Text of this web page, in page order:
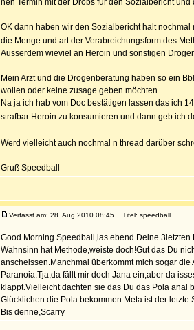
nen Termin mit der Drobs für den Sozialbericht
OK dann haben wir den Sozialbericht halt
die Menge und art der Verabreichungsform des
Ausserdem wieviel an Heroin und sonstigen
Mein Arzt und die Drogenberatung haben so ein
wollen oder keine zusage geben möchten.
Na ja ich hab vom Doc bestätigen lassen das ich
strafbar Heroin zu konsumieren und dann geb ich
Werd vielleicht auch nochmal n thread darüber
Gruß Speedball
Verfasst am: 28. Aug 2010 08:45 Titel: speedball
Good Morning Speedball,las ebend Deine
Wahnsinn hat Methode,weiste doch!Gut das Du
anscheissen.Manchmal überkommt mich sogar
Paranoia.Tja,da fällt mir doch Jana ein,aber da
klappt.Vielleicht dachten sie das Du das Pola anal
Glücklichen die Pola bekommen.Meta ist der
Bis denne,Scarry